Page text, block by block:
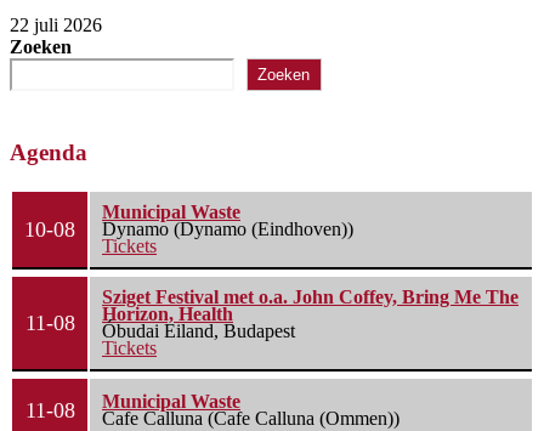
22 juli 2026
Zoeken
Zoeken
Agenda
10-08
Municipal Waste
Dynamo (Dynamo (Eindhoven))
Tickets
11-08
Sziget Festival met o.a. John Coffey, Bring Me The
Horizon, Health
Óbudai Eiland, Budapest
Tickets
11-08
Municipal Waste
Cafe Calluna (Cafe Calluna (Ommen))